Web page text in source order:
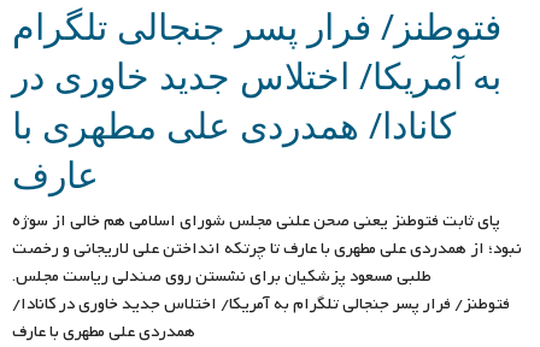
فتوطنز/ فرار پسر جنجالی تلگرام
به آمریکا/ اختلاس جدید خاوری در
کانادا/ همدردی علی مطهری با
عارف
پای ثابت فتوطنز یعنی صحن علنی مجلس شورای اسلامی هم خالی از سوژه
نبود؛ از همدردی علی مطهری با عارف تا چرتکه انداختن علی لاریجانی و رخصت
طلبی مسعود پزشکیان برای نشستن روی صندلی ریاست مجلس.
فتوطنز/ فرار پسر جنجالی تلگرام به آمریکا/ اختلاس جدید خاوری در کانادا/
همدردی علی مطهری با عارف